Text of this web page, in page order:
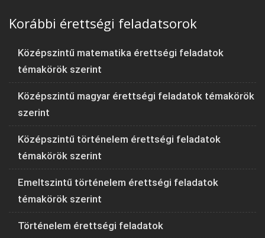
Korábbi érettségi feladatsorok
Középszintű matematika érettségi feladatok
témakörök szerint
Középszintű magyar érettségi feladatok témakörök
szerint
Középszintű történelem érettségi feladatok
témakörök szerint
Emeltszintű történelem érettségi feladatok
témakörök szerint
Történelem érettségi feladatok